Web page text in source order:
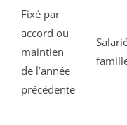
Fixé par
accord ou
maintien
de l’année
précédente